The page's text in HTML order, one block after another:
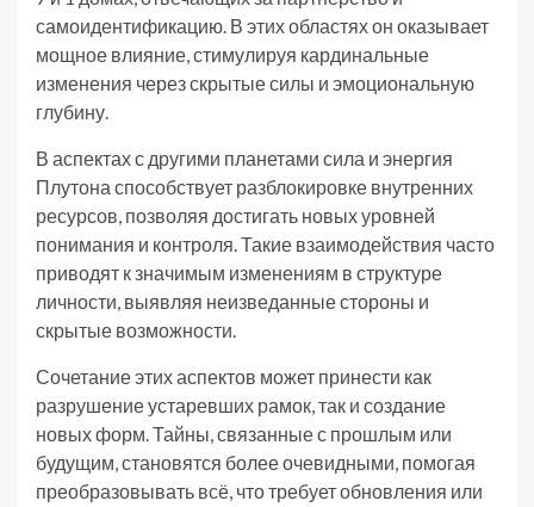
самоидентификацию. В этих областях он оказывает
мощное влияние, стимулируя кардинальные
изменения через скрытые силы и эмоциональную
глубину.
В аспектах с другими планетами сила и энергия
Плутона способствует разблокировке внутренних
ресурсов, позволяя достигать новых уровней
понимания и контроля. Такие взаимодействия часто
приводят к значимым изменениям в структуре
личности, выявляя неизведанные стороны и
скрытые возможности.
Сочетание этих аспектов может принести как
разрушение устаревших рамок, так и создание
новых форм. Тайны, связанные с прошлым или
будущим, становятся более очевидными, помогая
преобразовывать всё, что требует обновления или